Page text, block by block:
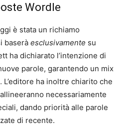
Wordle
è stata un richiamo
baserà esclusivamente su
ha dichiarato l’intenzione di
parole, garantendo un mix
ha inoltre chiarito che
necessariamente
dando priorità alle parole
di recente.